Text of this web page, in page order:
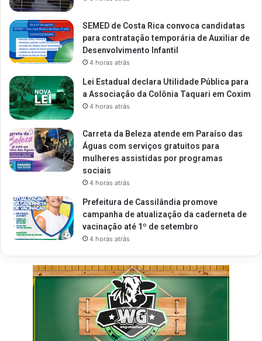
SEMED de Costa Rica convoca candidatas
para contratação temporária de Auxiliar de
Desenvolvimento Infantil
4 horas atrás
Lei Estadual declara Utilidade Pública para
a Associação da Colônia Taquari em Coxim
4 horas atrás
Carreta da Beleza atende em Paraíso das
Águas com serviços gratuitos para
mulheres assistidas por programas
sociais
4 horas atrás
Prefeitura de Cassilândia promove
campanha de atualização da caderneta de
vacinação até 1º de setembro
4 horas atrás